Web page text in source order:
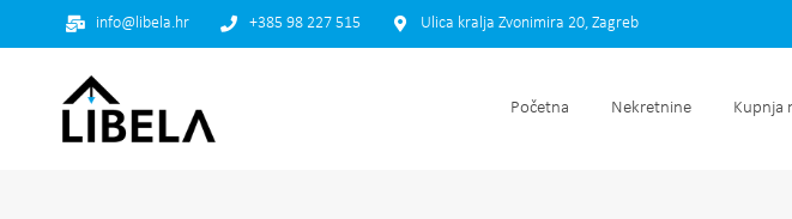
Početna Nekretnine
info@libela.hr +385 98 227 515 Ulica kralja Zvonimira 20, Zagreb
Početna Nekretnine Kupnja